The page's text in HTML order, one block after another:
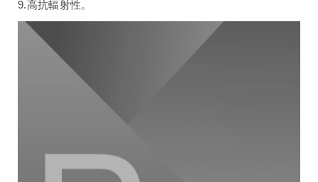
9.高抗輻射性。